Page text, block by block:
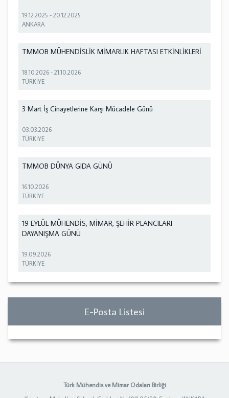
19.12.2025 -20.12.2025
ANKARA
TMMOB MÜHENDİSLİK MİMARLIK HAFTASI ETKİNLİKLERİ
18.10.2026 -21.10.2026
TÜRKİYE
3 Mart İş Cinayetlerine Karşı Mücadele Günü
03.03.2026
TÜRKİYE
TMMOB DÜNYA GIDA GÜNÜ
16.10.2026
TÜRKİYE
19 EYLÜL MÜHENDİS, MİMAR, ŞEHİR PLANCILARI
DAYANIŞMA GÜNÜ
19.09.2026
TÜRKİYE
E-Posta Listesi
Türk Mühendis ve Mimar Odaları Birliği